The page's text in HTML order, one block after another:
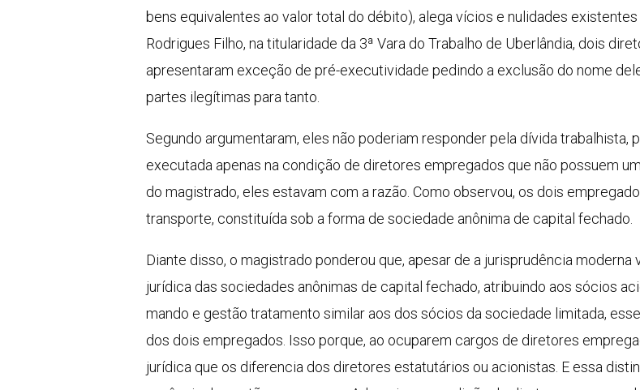
bens equivalentes ao valor total do débito), alega vícios e nulidades
Rodrigues Filho, na titularidade da 3ª Vara do Trabalho de Uberlândia, dois
apresentaram exceção de pré-executividade pedindo a exclusão do nome
partes ilegítimas para tanto.
Segundo argumentaram, eles não poderiam responder pela dívida trabalhista,
executada apenas na condição de diretores empregados que não possuem
do magistrado, eles estavam com a razão. Como observou, os dois
transporte, constituída sob a forma de sociedade anônima de capital fechado.
Diante disso, o magistrado ponderou que, apesar de a jurisprudência
jurídica das sociedades anônimas de capital fechado, atribuindo aos sócios
mando e gestão tratamento similar aos dos sócios da sociedade limitada,
dos dois empregados. Isso porque, ao ocuparem cargos de diretores
jurídica que os diferencia dos diretores estatutários ou acionistas. E essa